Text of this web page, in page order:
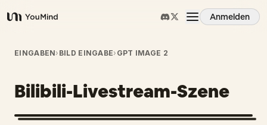
YouMind
Anmelden
Übersicht
Anwendungsfälle
EINGABEN› BILD EINGABE› GPT IMAGE 2
Bilibili-Livestream-Szene